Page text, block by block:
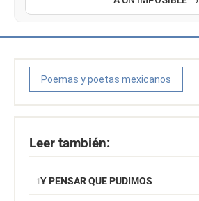
Poemas y poetas mexicanos
Leer también:
Y PENSAR QUE PUDIMOS